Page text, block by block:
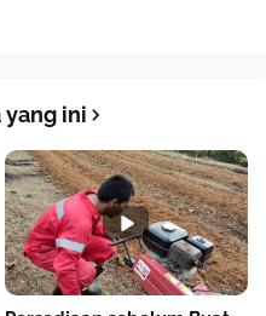
yang ini